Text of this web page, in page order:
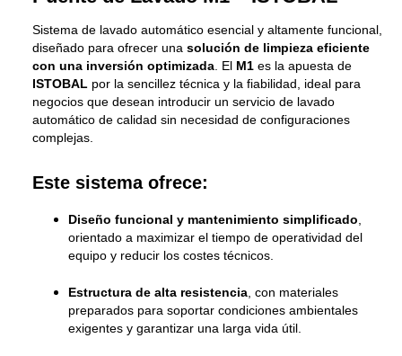
Sistema de lavado automático esencial y altamente funcional,
diseñado para ofrecer una solución de limpieza eficiente
con una inversión optimizada . El M1 es la apuesta de
ISTOBAL por la sencillez técnica y la fiabilidad, ideal para
negocios que desean introducir un servicio de lavado
automático de calidad sin necesidad de configuraciones
complejas.
Este sistema ofrece:
Diseño funcional y mantenimiento simplificado
orientado a maximizar el tiempo de operatividad del
equipo y reducir los costes técnicos.
Estructura de alta resistencia , con materiales
preparados para soportar condiciones ambientales
exigentes y garantizar una larga vida útil.